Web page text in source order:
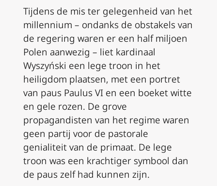
Tijdens de mis ter gelegenheid van het
millennium – ondanks de obstakels van
de regering waren er een half miljoen
Polen aanwezig – liet kardinaal
Wyszyński een lege troon in het
heiligdom plaatsen, met een portret
van paus Paulus VI en een boeket witte
en gele rozen. De grove
propagandisten van het regime waren
geen partij voor de pastorale
genialiteit van de primaat. De lege
troon was een krachtiger symbool dan
de paus zelf had kunnen zijn.